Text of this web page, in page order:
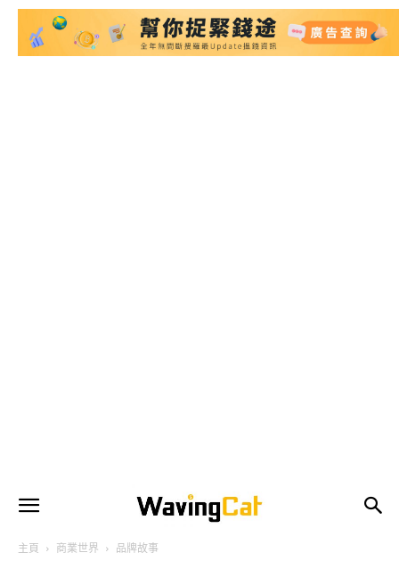
主頁 商業世界 品牌故事